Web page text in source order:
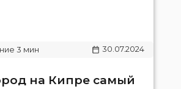
30.07.2024
на Кипре самый